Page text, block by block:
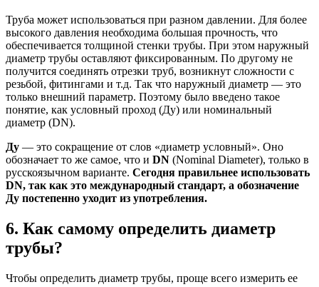
Труба может использоваться при разном давлении. Для более
высокого давления необходима большая прочность, что
обеспечивается толщиной стенки трубы. При этом наружный
диаметр трубы оставляют фиксированным. По другому не
получится соединять отрезки труб, возникнут сложности с
резьбой, фитингами и т.д. Так что наружный диаметр — это
только внешний параметр. Поэтому было введено такое
понятие, как условный проход (Ду) или номинальный
диаметр (DN).
Ду — это сокращение от слов «диаметр условный». Оно
обозначает то же самое, что и DN (Nominal Diameter), только в
русскоязычном варианте. Сегодня правильнее использовать
DN, так как это международный стандарт, а обозначение
Ду постепенно уходит из употребления.
6. Как самому определить диаметр
трубы?
Чтобы определить диаметр трубы, проще всего измерить ее